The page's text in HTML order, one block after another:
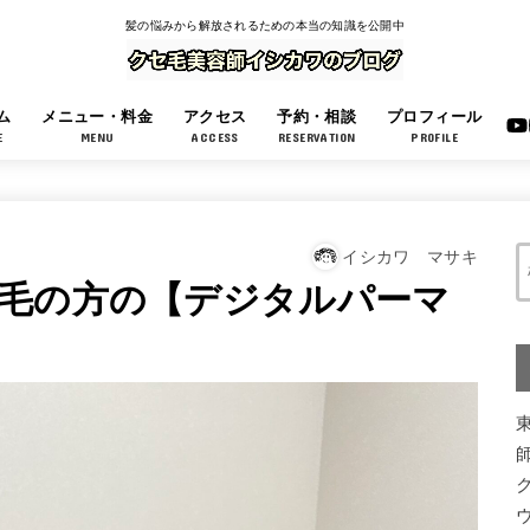
髪の悩みから解放されるための本当の知識を公開中
メニュー・料金
MENU
アクセス
ACCESS
予約・相談
RESERVATION
プロフィール
PROFILE
イシカワ マサキ
の方の【デジタルパーマ